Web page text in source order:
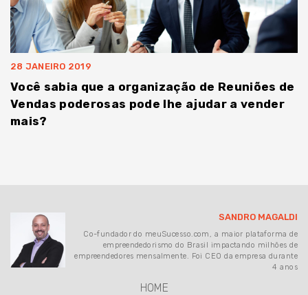
28 JANEIRO 2019
Você sabia que a organização de Reuniões de
Vendas poderosas pode lhe ajudar a vender
mais?
SANDRO MAGALDI
Co-fundador do meuSucesso.com, a maior plataforma de
empreendedorismo do Brasil impactando milhões de
empreendedores mensalmente. Foi CEO da empresa durante
4 anos
HOME